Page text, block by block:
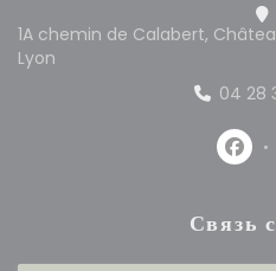
1A chemin de Calabert,
Lyon
04 28
Связь